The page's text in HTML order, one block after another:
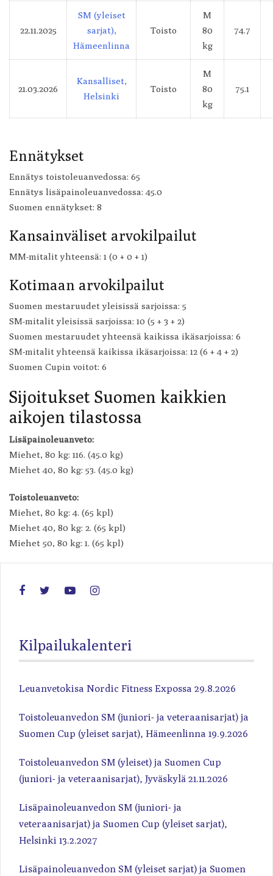
22.11.2025
SM (yleiset
sarjat),
Hämeenlinna
Toisto
M
80
kg
74.7
21.03.2026
Kansalliset,
Helsinki
Toisto
M
80
kg
75.1
Ennätykset
Ennätys toistoleuanvedossa: 65
Ennätys lisäpainoleuanvedossa: 45.0
Suomen ennätykset: 8
Kansainväliset arvokilpailut
MM-mitalit yhteensä: 1 (0 + 0 + 1)
Kotimaan arvokilpailut
Suomen mestaruudet yleisissä sarjoissa: 5
SM-mitalit yleisissä sarjoissa: 10 (5 + 3 + 2)
Suomen mestaruudet yhteensä kaikissa ikäsarjoissa: 6
SM-mitalit yhteensä kaikissa ikäsarjoissa: 12 (6 + 4 + 2)
Suomen Cupin voitot: 6
Sijoitukset Suomen kaikkien
aikojen tilastossa
Lisäpainoleuanveto:
Miehet, 80 kg: 116. (45.0 kg)
Miehet 40, 80 kg: 53. (45.0 kg)
Toistoleuanveto:
Miehet, 80 kg: 4. (65 kpl)
Miehet 40, 80 kg: 2. (65 kpl)
Miehet 50, 80 kg: 1. (65 kpl)
Kilpailukalenteri
Leuanvetokisa Nordic Fitness Expossa 29.8.2026
Toistoleuanvedon SM (juniori- ja veteraanisarjat) ja
Suomen Cup (yleiset sarjat), Hämeenlinna 19.9.2026
Toistoleuanvedon SM (yleiset) ja Suomen Cup
(juniori- ja veteraanisarjat), Jyväskylä 21.11.2026
Lisäpainoleuanvedon SM (juniori- ja
veteraanisarjat) ja Suomen Cup (yleiset sarjat),
Helsinki 13.2.2027
Lisäpainoleuanvedon SM (yleiset sarjat) ja Suomen